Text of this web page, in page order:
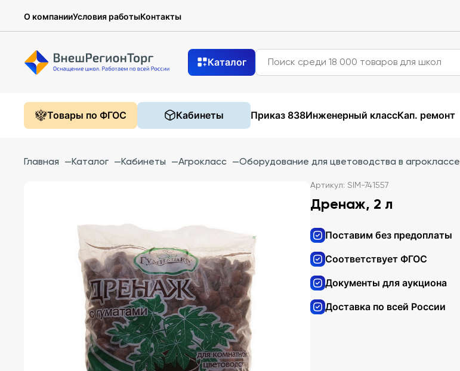
О компанииУсловия работыКонтакты
Каталог
Товары по ФГОС Кабинеты Приказ 838Инженерный классКап. ремонт
Главная —Каталог —Кабинеты —Агрокласс —Оборудование для цветоводства в агроклассе
Артикул: SIM-741557
Дренаж, 2 л
Поставим без предоплаты
Соответствует ФГОС
Документы для аукциона
Доставка по всей России